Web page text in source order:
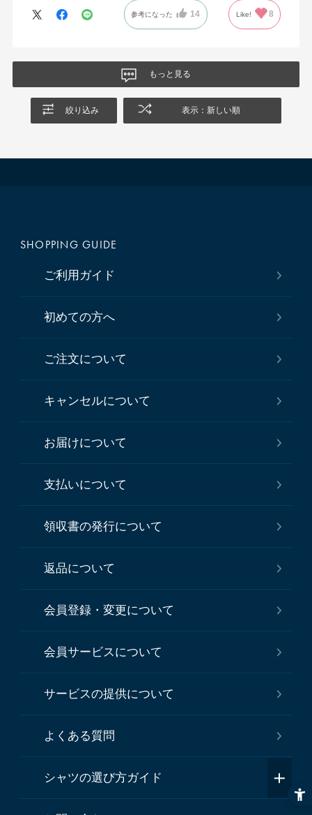
参考になった 14 Like! 8
もっと見る
絞り込み 表示：新しい順
SHOPPING GUIDE
ご利用ガイド
初めての方へ
ご注文について
キャンセルについて
お届けについて
支払いについて
領収書の発行について
返品について
会員登録・変更について
会員サービスについて
サービスの提供について
よくある質問
シャツの選び方ガイド